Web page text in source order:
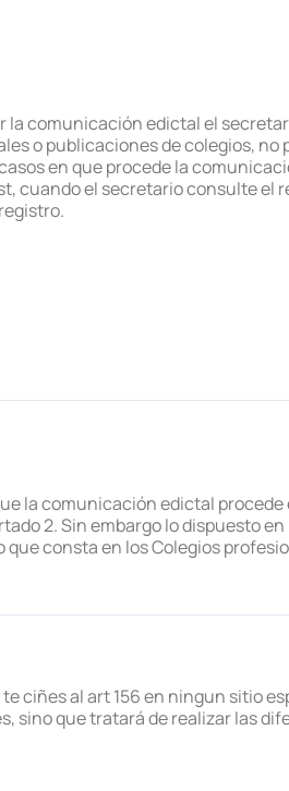
la comunicación edictal el
o publicaciones de colegios,
en que procede la
cuando el secretario consulte
la comunicación edictal
2. Sin embargo lo dispuesto
consta en los Colegios
ciñes al art 156 en ningun sitio
sino que tratará de realizar las